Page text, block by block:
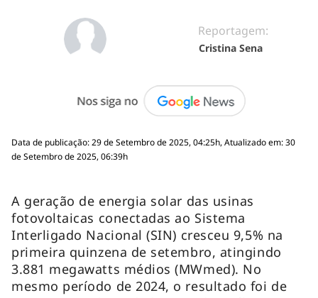
Reportagem:
Cristina Sena
Data de publicação: 29 de Setembro de 2025, 04:25h, Atualizado em: 30
de Setembro de 2025, 06:39h
A geração de energia solar das usinas
fotovoltaicas conectadas ao Sistema
Interligado Nacional (SIN) cresceu 9,5% na
primeira quinzena de setembro, atingindo
3.881 megawatts médios (MWmed). No
mesmo período de 2024, o resultado foi de